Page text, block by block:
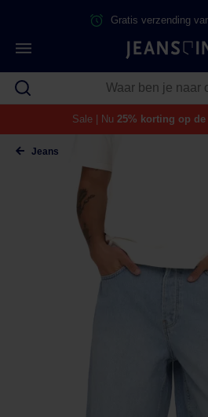
Gratis verzending
Sale | Nu 25% korting op
Jeans